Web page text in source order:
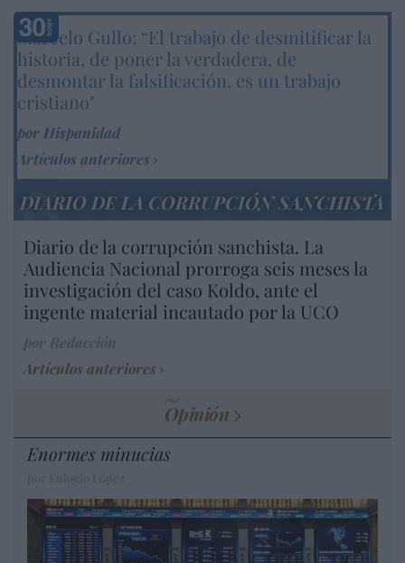
Marcelo Gullo: “El trabajo de desmitificar la
historia, de poner la verdadera, de
desmontar la falsificación, es un trabajo
cristiano"
por Hispanidad
Artículos anteriores
DIARIO DE LA CORRUPCIÓN SANCHISTA
Diario de la corrupción sanchista. La
Audiencia Nacional prorroga seis meses la
investigación del caso Koldo, ante el
ingente material incautado por la UCO
Artículos anteriores
Opinión
Enormes minucias